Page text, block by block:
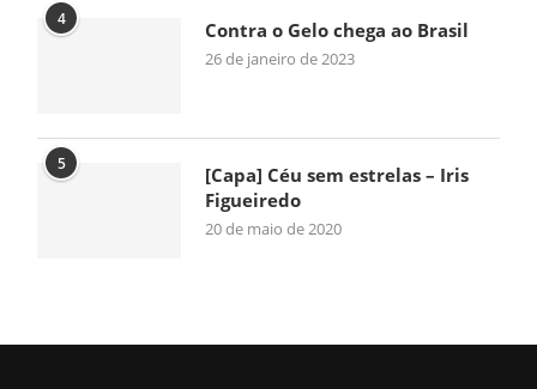
4 Contra o Gelo chega ao Brasil
26 de janeiro de 2023
5
[Capa] Céu sem estrelas – Iris
Figueiredo
20 de maio de 2020